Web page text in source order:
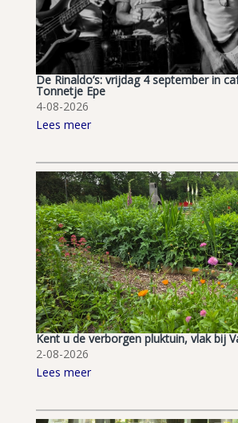
De Rinaldo’s: vrijdag 4 september in
Tonnetje Epe
4-08-2026
Lees meer
Kent u de verborgen pluktuin, vlak bij
2-08-2026
Lees meer